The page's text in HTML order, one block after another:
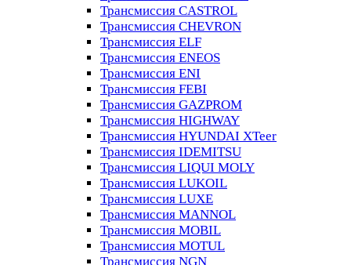
Трансмиссия CASTROL
Трансмиссия CHEVRON
Трансмиссия ELF
Трансмиссия ENEOS
Трансмиссия ENI
Трансмиссия FEBI
Трансмиссия GAZPROM
Трансмиссия HIGHWAY
Трансмиссия HYUNDAI XTeer
Трансмиссия IDEMITSU
Трансмиссия LIQUI MOLY
Трансмиссия LUKOIL
Трансмиссия LUXE
Трансмиссия MANNOL
Трансмиссия MOBIL
Трансмиссия MOTUL
Трансмиссия NGN